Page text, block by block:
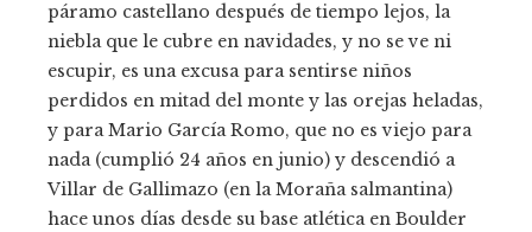
páramo castellano después de tiempo lejos, la
niebla que le cubre en navidades, y no se ve ni
escupir, es una excusa para sentirse niños
perdidos en mitad del monte y las orejas heladas,
y para Mario García Romo, que no es viejo para
nada (cumplió 24 años en junio) y descendió a
Villar de Gallimazo (en la Moraña salmantina)
hace unos días desde su base atlética en Boulder